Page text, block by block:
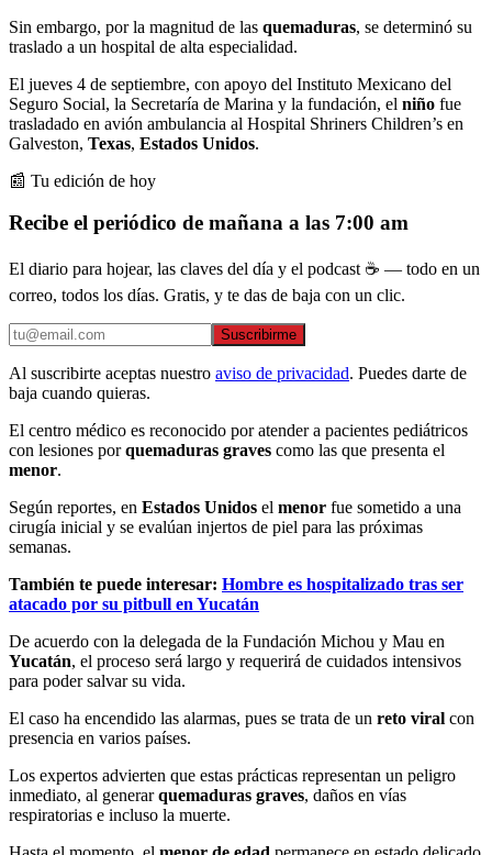
Sin embargo, por la magnitud de las quemaduras, se determinó su
traslado a un hospital de alta especialidad.
El jueves 4 de septiembre, con apoyo del Instituto Mexicano del
Seguro Social, la Secretaría de Marina y la fundación, el niño fue
trasladado en avión ambulancia al Hospital Shriners Children’s en
Galveston, Texas, Estados Unidos.
📰 Tu edición de hoy
Recibe el periódico de mañana a las 7:00 am
El diario para hojear, las claves del día y el podcast ☕ — todo en un
correo, todos los días. Gratis, y te das de baja con un clic.
Suscribirme
Al suscribirte aceptas nuestro aviso de privacidad. Puedes darte de
baja cuando quieras.
El centro médico es reconocido por atender a pacientes pediátricos
con lesiones porquemaduras graves como las que presenta el
menor.
Según reportes, en Estados Unidos el menor fue sometido a una
cirugía inicial y se evalúan injertos de piel para las próximas
semanas.
También te puede interesar: Hombre es hospitalizado tras ser
atacado por su pitbull en Yucatán
De acuerdo con la delegada de la Fundación Michou y Mau en
Yucatán, el proceso será largo y requerirá de cuidados intensivos
para poder salvar su vida.
El caso ha encendido las alarmas, pues se trata de un reto viral con
presencia en varios países.
Los expertos advierten que estas prácticas representan un peligro
inmediato, al generarquemaduras graves, daños en vías
respiratorias e incluso la muerte.